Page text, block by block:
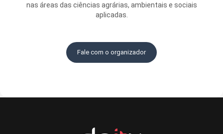
nas áreas das ciências agrárias, ambientais e sociais
aplicadas.
Fale com o organizador